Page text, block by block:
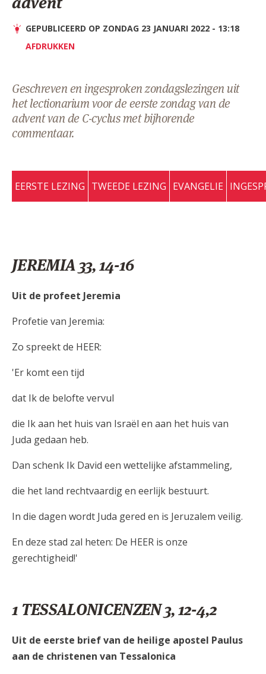
AANMELDEN OF REGISTREREN
GEPUBLICEERD OP ZONDAG 23 JANUARI 2022 - 13:18
AFDRUKKEN
Geschreven en ingesproken zondagslezingen uit
het lectionarium voor de eerste zondag van de
advent van de C-cyclus met bijhorende
commentaar.
EERSTE LEZING TWEEDE LEZING EVANGELIE
JEREMIA 33, 14-16
Uit de profeet Jeremia
Profetie van Jeremia:
Zo spreekt de HEER:
'Er komt een tijd
dat Ik de belofte vervul
die Ik aan het huis van Israël en aan het huis van
Juda gedaan heb.
Dan schenk Ik David een wettelijke afstammeling,
die het land rechtvaardig en eerlijk bestuurt.
In die dagen wordt Juda gered en is Jeruzalem veilig.
En deze stad zal heten: De HEER is onze
gerechtigheid!'
1 TESSALONICENZEN 3, 12-4,2
Uit de eerste brief van de heilige apostel Paulus
aan de christenen van Tessalonica